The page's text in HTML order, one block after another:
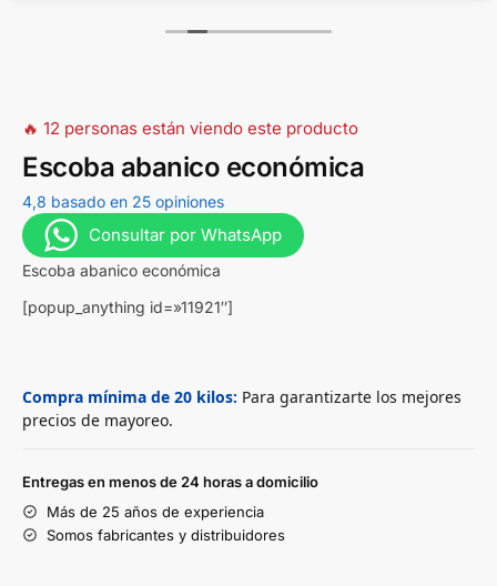
🔥 12 personas están viendo este producto
Escoba abanico económica
4,8 basado en 25 opiniones
Consultar por WhatsApp
Escoba abanico económica
[popup_anything id=»11921″]
Compra mínima de 20 kilos: Para garantizarte los mejores
precios de mayoreo.
Entregas en menos de 24 horas a domicilio
Más de 25 años de experiencia
Somos fabricantes y distribuidores